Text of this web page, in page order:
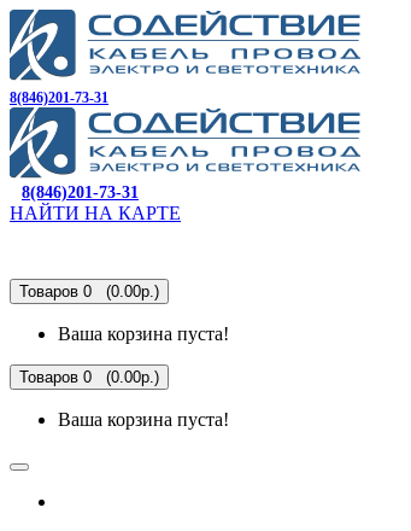
8(846)201-73-31
8(846)201-73-31
НАЙТИ НА КАРТЕ
Товаров 0 (0.00р.)
Ваша корзина пуста!
Товаров 0 (0.00р.)
Ваша корзина пуста!